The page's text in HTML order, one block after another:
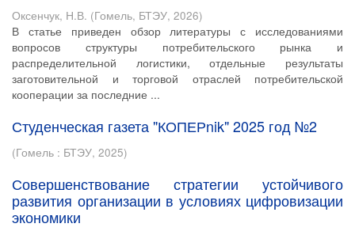
Оксенчук, Н.В. (Гомель, БТЭУ, 2026)
В статье приведен обзор литературы с исследованиями
вопросов структуры потребительского рынка и
распределительной логистики, отдельные результаты
заготовительной и торговой отраслей потребительской
кооперации за последние ...
Студенческая газета "КОПЕРnik" 2025 год №2
(Гомель : БТЭУ, 2025)
Совершенствование стратегии устойчивого
развития организации в условиях цифровизации
экономики